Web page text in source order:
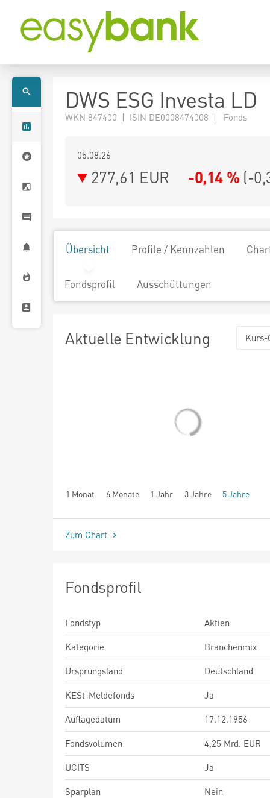
DWS ESG Investa LD
WKN 847400 | ISIN DE0008474008 | Fonds
05.08.26
277,61 EUR -0,14 % (-
Übersicht Profile / Kennzahlen
Fondsprofil Ausschüttungen
Aktuelle Entwicklung Kurs-
1 Monat 6 Monate 1 Jahr 3 Jahre 5 Jahre
seit Beginn
Zum Chart
Fondsprofil
Fondstyp
Aktien
Kategorie
Branchenmix
Ursprungsland
Deutschland
KESt-Meldefonds
Ja
Auflagedatum
17.12.1956
Fondsvolumen
4,25 Mrd. EUR
UCITS
Ja
Sparplan
Nein